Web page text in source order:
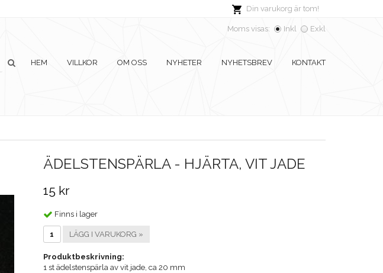
Din varukorg är tom!
Moms visas: Inkl Exkl
HEM VILLKOR OM OSS NYHETER NYHETSBREV KONTAKT
ÄDELSTENSPÄRLA - HJÄRTA, VIT JADE
15 kr
Finns i lager
LÄGG I VARUKORG »
Produktbeskrivning:
1 st ädelstenspärla av vit jade, ca 20 mm